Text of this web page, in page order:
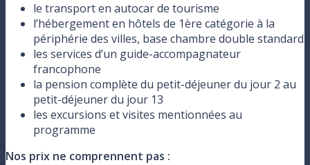
le transport en autocar de tourisme
l’hébergement en hôtels de 1ère catégorie à la
périphérie des villes, base chambre double standard
les services d’un guide-accompagnateur
francophone
la pension complète du petit-déjeuner du jour 2 au
petit-déjeuner du jour 13
les excursions et visites mentionnées au
programme
Nos prix ne comprennent pas :